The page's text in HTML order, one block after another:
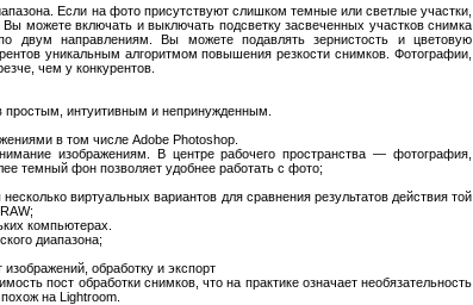
Если на фото присутствуют слишком темные или светлые участки,
можете включать и выключать подсветку засвеченных участков снимка
двум направлениям. Вы можете подавлять зернистость и цветовую
уникальным алгоритмом повышения резкости снимков. Фотографии,
чем у конкурентов.
простым, интуитивным и непринужденным.
в том числе Adobe Photoshop.
изображениям. В центре рабочего пространства — фотография,
темный фон позволяет удобнее работать с фото;
виртуальных вариантов для сравнения результатов действия той
компьютерах.
диапазона;
обработку и экспорт
пост обработки снимков, что на практике означает необязательность
на Lightroom.